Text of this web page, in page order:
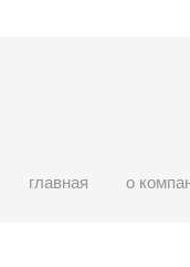
главная
о